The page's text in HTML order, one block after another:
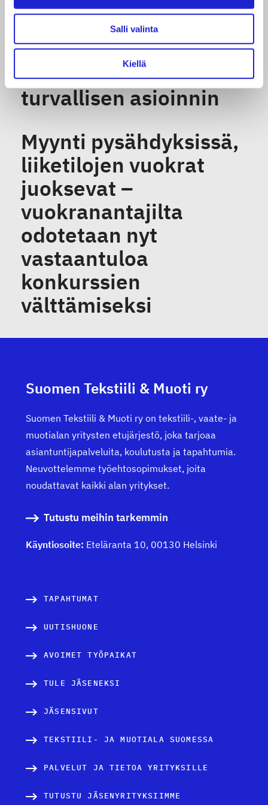
Salli valinta
Kiellä
joustavampaa
koronatukea ja
haluavat taata
turvallisen asioinnin
Myynti pysähdyksissä,
liiketilojen vuokrat
juoksevat –
vuokranantajilta
odotetaan nyt
vastaantuloa
konkurssien
välttämiseksi
Suomen Tekstiili & Muoti ry
Suomen Tekstiili & Muoti ry on tekstiili-, vaate- ja
muotialan yritysten etujärjestö, joka tarjoaa
asiantuntijapalveluita, koulutusta ja tapahtumia.
Neuvottelemme työehtosopimukset, joita
noudattavat kaikki alan yritykset.
Tutustu meihin tarkemmin
Käyntiosoite: Eteläranta 10, 00130 Helsinki
TAPAHTUMAT
UUTISHUONE
AVOIMET TYÖPAIKAT
TULE JÄSENEKSI
JÄSENSIVUT
TEKSTIILI- JA MUOTIALA SUOMESSA
PALVELUT JA TIETOA YRITYKSILLE
TUTUSTU JÄSENYRITYKSIIMME